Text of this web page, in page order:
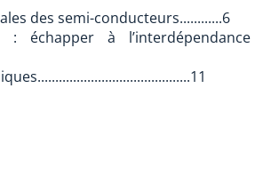
des semi-conducteurs............6
échapper à l’interdépendance